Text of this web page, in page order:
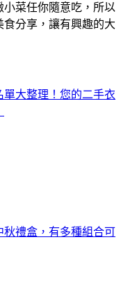
菜任你隨意吃，所以
分享，讓有興趣的大
單大整理！您的二手衣
秋禮盒，有多種組合可